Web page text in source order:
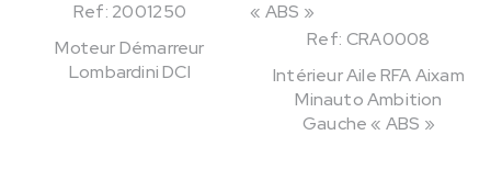
Ref: 2001250
Moteur Démarreur
Lombardini DCI
Ref: CRA0008
Intérieur Aile RFA Aixam
Minauto Ambition
Gauche « ABS »